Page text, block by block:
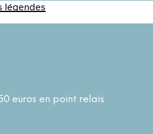
légendes
euros en point relais